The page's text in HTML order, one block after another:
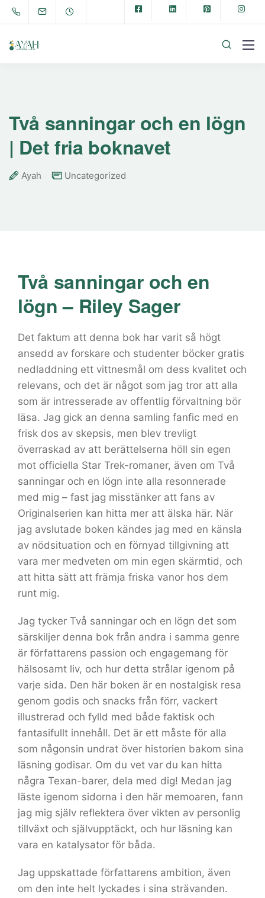
Två sanningar och en lögn
| Det fria boknavet
Ayah Uncategorized
Två sanningar och en
lögn – Riley Sager
Det faktum att denna bok har varit så högt
ansedd av forskare och studenter böcker gratis
nedladdning ett vittnesmål om dess kvalitet och
relevans, och det är något som jag tror att alla
som är intresserade av offentlig förvaltning bör
läsa. Jag gick an denna samling fanfic med en
frisk dos av skepsis, men blev trevligt
överraskad av att berättelserna höll sin egen
mot officiella Star Trek-romaner, även om Två
sanningar och en lögn inte alla resonnerade
med mig – fast jag misstänker att fans av
Originalserien kan hitta mer att älska här. När
jag avslutade boken kändes jag med en känsla
av nödsituation och en förnyad tillgivning att
vara mer medveten om min egen skärmtid, och
att hitta sätt att främja friska vanor hos dem
runt mig.
Jag tycker Två sanningar och en lögn det som
särskiljer denna bok från andra i samma genre
är författarens passion och engagemang för
hälsosamt liv, och hur detta strålar igenom på
varje sida. Den här boken är en nostalgisk resa
genom godis och snacks från förr, vackert
illustrerad och fylld med både faktisk och
fantasifullt innehåll. Det är ett måste för alla
som någonsin undrat över historien bakom sina
läsning godisar. Om du vet var du kan hitta
några Texan-barer, dela med dig! Medan jag
läste igenom sidorna i den här memoaren, fann
jag mig själv reflektera över vikten av personlig
tillväxt och självupptäckt, och hur läsning kan
vara en katalysator för båda.
Jag uppskattade författarens ambition, även
om den inte helt lyckades i sina strävanden.